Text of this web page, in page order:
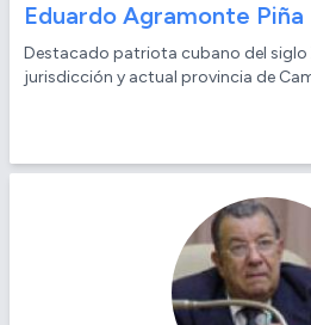
Eduardo Agramonte Piña
Destacado patriota cubano del siglo
jurisdicción y actual provincia de